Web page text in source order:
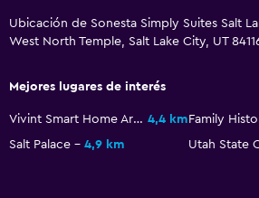
Ubicación de Sonesta Simply Suites Salt
West North Temple, Salt Lake City, UT
Mejores lugares de interés
Vivint Smart Home Arena 4,4 km
Salt Palace
4,9 km Utah State